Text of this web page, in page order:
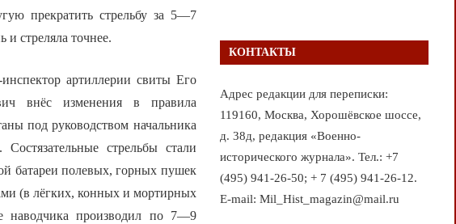
прекратить стрельбу за 5—7
и стреляла точнее.
артиллерии свиты Его
внёс изменения в правила
под руководством начальника
стрельбы стали
батареи полевых, горных пушек
(в лёгких, конных и мортирных
наводчика производил по 7—9
КОНТАКТЫ
Адрес редакции для переписки:
119160, Москва, Хорошёвское шоссе,
д. 38д, редакция «Военно-
исторического журнала». Тел.: +7
(495) 941-26-50; + 7 (495) 941-26-12.
E-mail: Mil_Hist_magazin@mail.ru